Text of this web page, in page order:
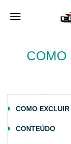
COMO
COMO
CONTEÚDO